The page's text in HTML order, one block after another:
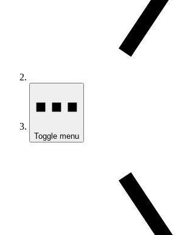
Toggle menu